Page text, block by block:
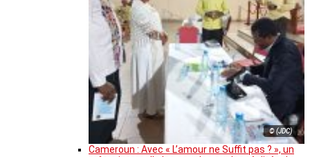
© (JDC)
Cameroun : Avec « L’amour ne Suffit pas ? », un